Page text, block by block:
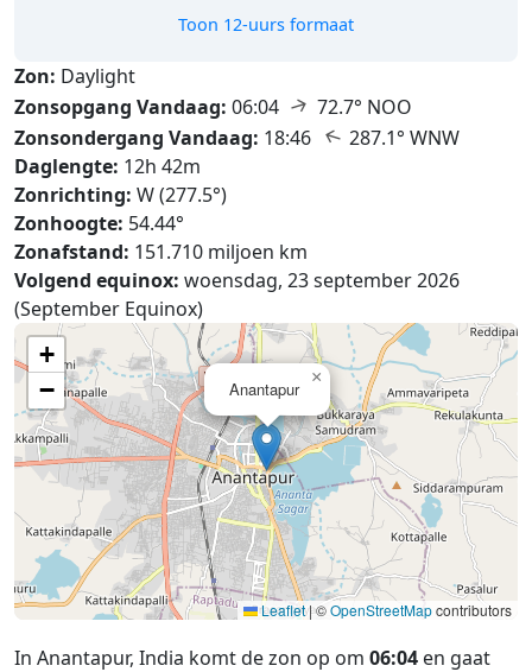
Toon 12-uurs formaat
Zon: Daylight
Zonsopgang Vandaag: 06:04 ↑ 72.7° NOO
Zonsondergang Vandaag: 18:46 ↑ 287.1° WNW
Daglengte: 12h 42m
Zonrichting: W (277.5°)
Zonhoogte: 54.44°
Zonafstand: 151.710 miljoen km
Volgend equinox: woensdag, 23 september 2026
(September Equinox)
Anantapur
×
+
−
Leaflet |©OpenStreetMapcontributors
In Anantapur, India komt de zon op om 06:04 en gaat